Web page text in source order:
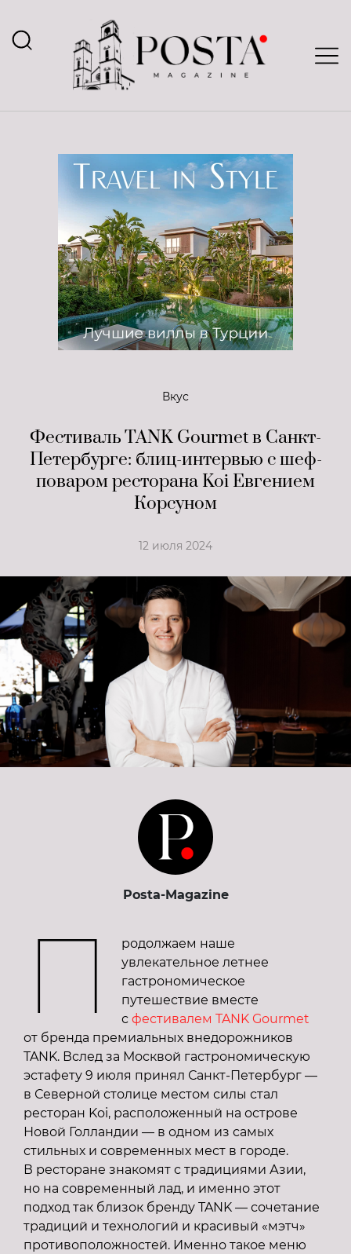
Вкус
Фестиваль TANK Gourmet в Санкт-
Петербурге: блиц-интервью с шеф-
поваром ресторана Koi Евгением
Корсуном
12 июля 2024
Posta-Magazine
П
родолжаем наше
увлекательное летнее
гастрономическое
путешествие вместе
сфестивалем TANK Gourmet
от бренда премиальных внедорожников
TANK. Вслед за Москвой гастрономическую
эстафету 9 июля принял Санкт-Петербург —
в Северной столице местом силы стал
ресторан Koi, расположенный на острове
Новой Голландии — в одном из самых
стильных и современных мест в городе.
В ресторане знакомят с традициями Азии,
но на современный лад, и именно этот
подход так близок бренду TANK — сочетание
традиций и технологий и красивый «мэтч»
противоположностей. Именно такое меню